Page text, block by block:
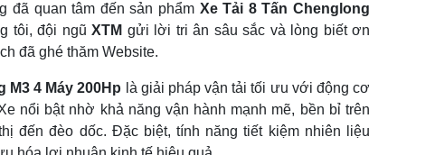
đã quan tâm đến sản phẩm Xe Tải 8 Tấn Chenglong
tôi, đội ngũ XTM gửi lời tri ân sâu sắc và lòng biết ơn
đã ghé thăm Website.
M3 4 Máy 200Hp là giải pháp vận tải tối ưu với động cơ
nổi bật nhờ khả năng vận hành mạnh mẽ, bền bỉ trên
đến đèo dốc. Đặc biệt, tính năng tiết kiệm nhiên liệu